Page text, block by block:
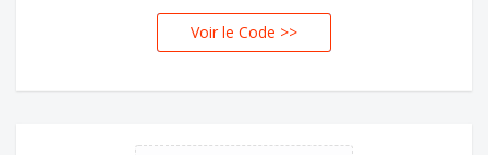
T20
Voir le Code >>